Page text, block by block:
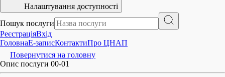
Налаштування доступності
Пошук послуги
РеєстраціяВхід
ГоловнаE-записКонтактиПро ЦНАП
Повернутися на головну
Опис послуги 00-01